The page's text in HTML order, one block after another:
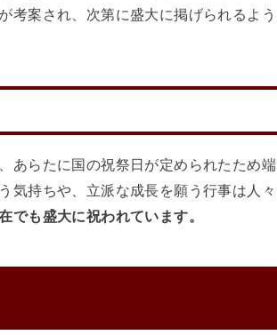
考案され、次第に盛大に掲げられるよう
あらたに国の祝祭日が定められたため端
気持ちや、立派な成長を願う行事は人々
でも盛大に祝われています。